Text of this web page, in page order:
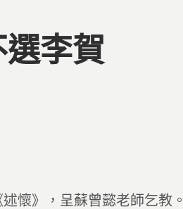
李賀
懷》，呈蘇曾懿老師乞教